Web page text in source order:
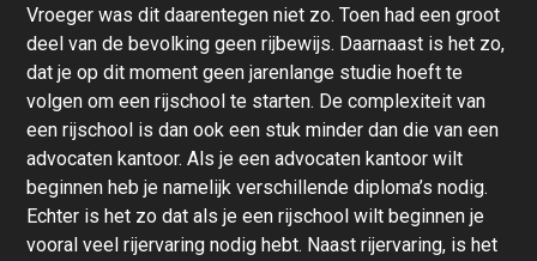
Vroeger was dit daarentegen niet zo. Toen had een groot
deel van de bevolking geen rijbewijs. Daarnaast is het zo,
dat je op dit moment geen jarenlange studie hoeft te
volgen om een rijschool te starten. De complexiteit van
een rijschool is dan ook een stuk minder dan die van een
advocaten kantoor. Als je een advocaten kantoor wilt
beginnen heb je namelijk verschillende diploma’s nodig.
Echter is het zo dat als je een rijschool wilt beginnen je
vooral veel rijervaring nodig hebt. Naast rijervaring, is het